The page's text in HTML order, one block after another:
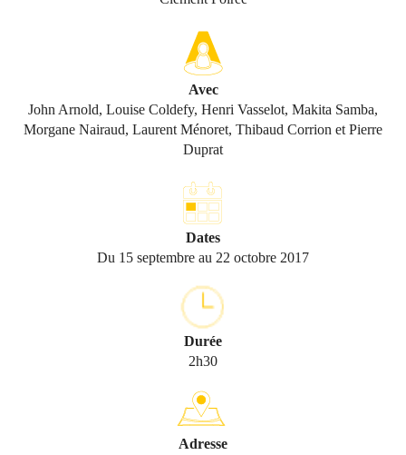
Avec
John Arnold, Louise Coldefy, Henri Vasselot, Makita Samba,
Morgane Nairaud, Laurent Ménoret, Thibaud Corrion et Pierre
Duprat
Dates
Du 15 septembre au 22 octobre 2017
Durée
2h30
Adresse